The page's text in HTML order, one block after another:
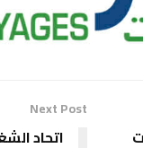
Next Post
اتحاد